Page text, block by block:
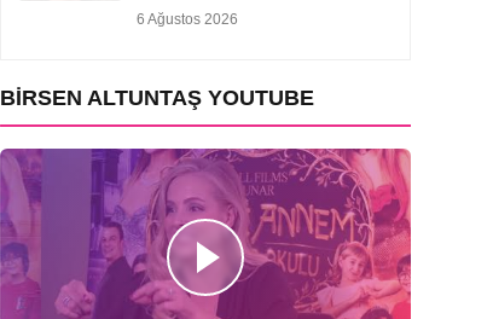
6 Ağustos 2026
BIRSEN ALTUNTAŞ YOUTUBE